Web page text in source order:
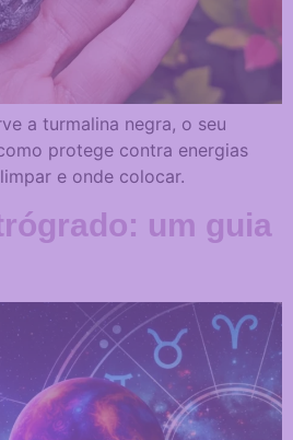
a turmalina negra, o seu
protege contra energias
e onde colocar.
um guia